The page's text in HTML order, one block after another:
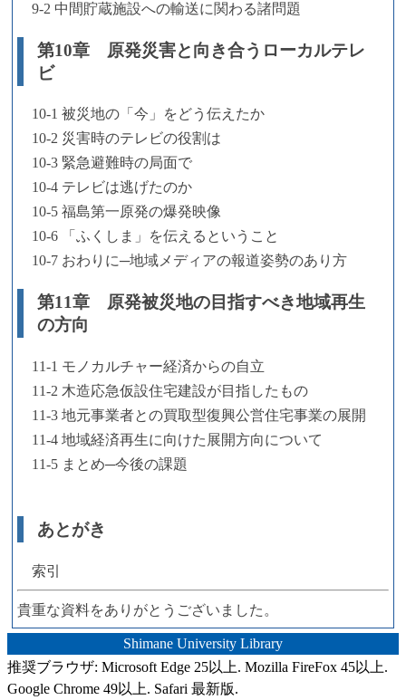
9-2 中間貯蔵施設への輸送に関わる諸問題
第10章 原発災害と向き合うローカルテレ
ビ
10-1 被災地の「今」をどう伝えたか
10-2 災害時のテレビの役割は
10-3 緊急避難時の局面で
10-4 テレビは逃げたのか
10-5 福島第一原発の爆発映像
10-6 「ふくしま」を伝えるということ
10-7 おわりに─地域メディアの報道姿勢のあり方
第11章 原発被災地の目指すべき地域再生
の方向
11-1 モノカルチャー経済からの自立
11-2 木造応急仮設住宅建設が目指したもの
11-3 地元事業者との買取型復興公営住宅事業の展開
11-4 地域経済再生に向けた展開方向について
11-5 まとめ─今後の課題
あとがき
索引
貴重な資料をありがとうございました。
Shimane University Library
推奨ブラウザ: Microsoft Edge 25以上. Mozilla FireFox 45以上.
Google Chrome 49以上. Safari 最新版.